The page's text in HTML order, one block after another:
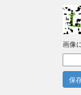
画像
保